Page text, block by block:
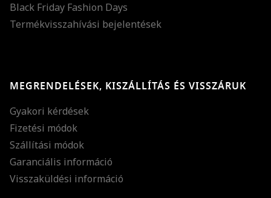
Black Friday Fashion Days
Termékvisszahívási bejelentések
MEGRENDELÉSEK, KISZÁLLÍTÁS ÉS VISSZÁRUK
Gyakori kérdések
Fizetési módok
Szállítási módok
Garanciális információ
Visszaküldési információ